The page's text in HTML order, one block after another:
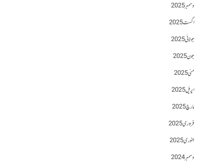
دسمبر 2025
اگست 2025
جولائی 2025
جون 2025
مئی 2025
اپریل 2025
مارچ 2025
فروری 2025
جنوری 2025
دسمبر 2024